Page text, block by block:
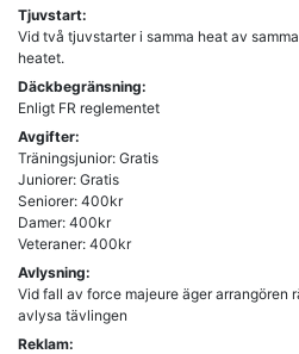
Tjuvstart:
Vid två tjuvstarter i samma heat av
heatet.
Däckbegränsning:
Enligt FR reglementet
Avgifter:
Träningsjunior: Gratis
Juniorer: Gratis
Seniorer: 400kr
Damer: 400kr
Veteraner: 400kr
Avlysning:
Vid fall av force majeure äger arrangören
avlysa tävlingen
Reklam: